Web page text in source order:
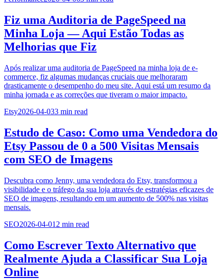
Fiz uma Auditoria de PageSpeed na
Minha Loja — Aqui Estão Todas as
Melhorias que Fiz
Após realizar uma auditoria de PageSpeed na minha loja de e-
commerce, fiz algumas mudanças cruciais que melhoraram
drasticamente o desempenho do meu site. Aqui está um resumo da
minha jornada e as correções que tiveram o maior impacto.
Etsy2026-04-033 min read
Estudo de Caso: Como uma Vendedora do
Etsy Passou de 0 a 500 Visitas Mensais
com SEO de Imagens
Descubra como Jenny, uma vendedora do Etsy, transformou a
visibilidade e o tráfego da sua loja através de estratégias eficazes de
SEO de imagens, resultando em um aumento de 500% nas visitas
mensais.
SEO2026-04-01 2 min read
Como Escrever Texto Alternativo que
Realmente Ajuda a Classificar Sua Loja
Online